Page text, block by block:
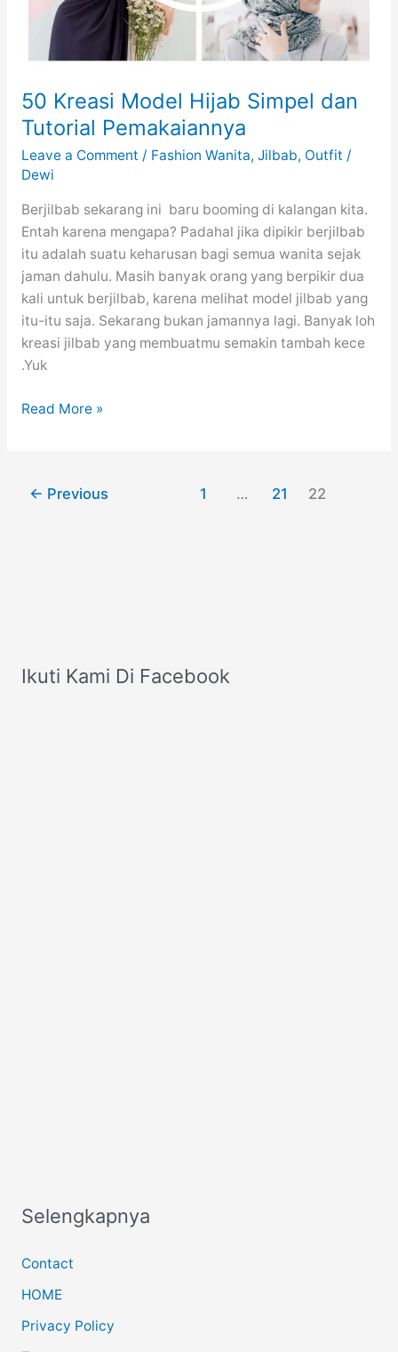
50 Kreasi Model Hijab Simpel dan
Tutorial Pemakaiannya
Leave a Comment / Fashion Wanita, Jilbab, Outfit /
Dewi
Berjilbab sekarang ini baru booming di kalangan kita.
Entah karena mengapa? Padahal jika dipikir berjilbab
itu adalah suatu keharusan bagi semua wanita sejak
jaman dahulu. Masih banyak orang yang berpikir dua
kali untuk berjilbab, karena melihat model jilbab yang
itu-itu saja. Sekarang bukan jamannya lagi. Banyak loh
kreasi jilbab yang membuatmu semakin tambah kece
.Yuk
50
Simpel
Read More »
← Previous 1 … 21 22
Ikuti Kami Di Facebook
Selengkapnya
Contact
HOME
Privacy Policy